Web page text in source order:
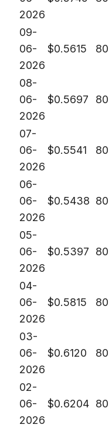
2026
09-
06-
2026
$0.5615 80
08-
06-
2026
$0.5697 80
07-
06-
2026
$0.5541 80
06-
06-
2026
$0.5438 80
05-
06-
2026
$0.5397 80
04-
06-
2026
$0.5815 80
03-
06-
2026
$0.6120 80
02-
06-
2026
$0.6204 80